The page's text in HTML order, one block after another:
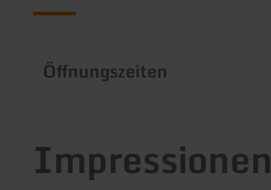
Öffnungszeiten
Impressionen